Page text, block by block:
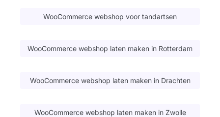
WooCommerce webshop voor tandartsen
WooCommerce webshop laten maken in Rotterdam
WooCommerce webshop laten maken in Drachten
WooCommerce webshop laten maken in Zwolle